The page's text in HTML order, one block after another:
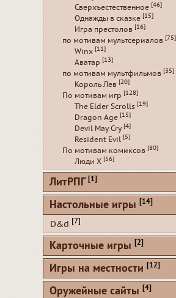
Сверхъестественное [46]
Однажды в сказке [15]
Игра престолов [16]
по мотивам мультсериалов [75]
Winx [11]
Аватар [13]
по мотивам мультфильмов [35]
Король Лев [20]
По мотивам игр [128]
The Elder Scrolls [19]
Dragon Age [15]
Devil May Cry [4]
Resident Evil [5]
По мотивам комиксов [80]
Люди Х [56]
ЛитРПГ [1]
Настольные игры [14]
D&d [7]
Карточные игры [2]
Игры на местности [12]
Оружейные сайты [4]